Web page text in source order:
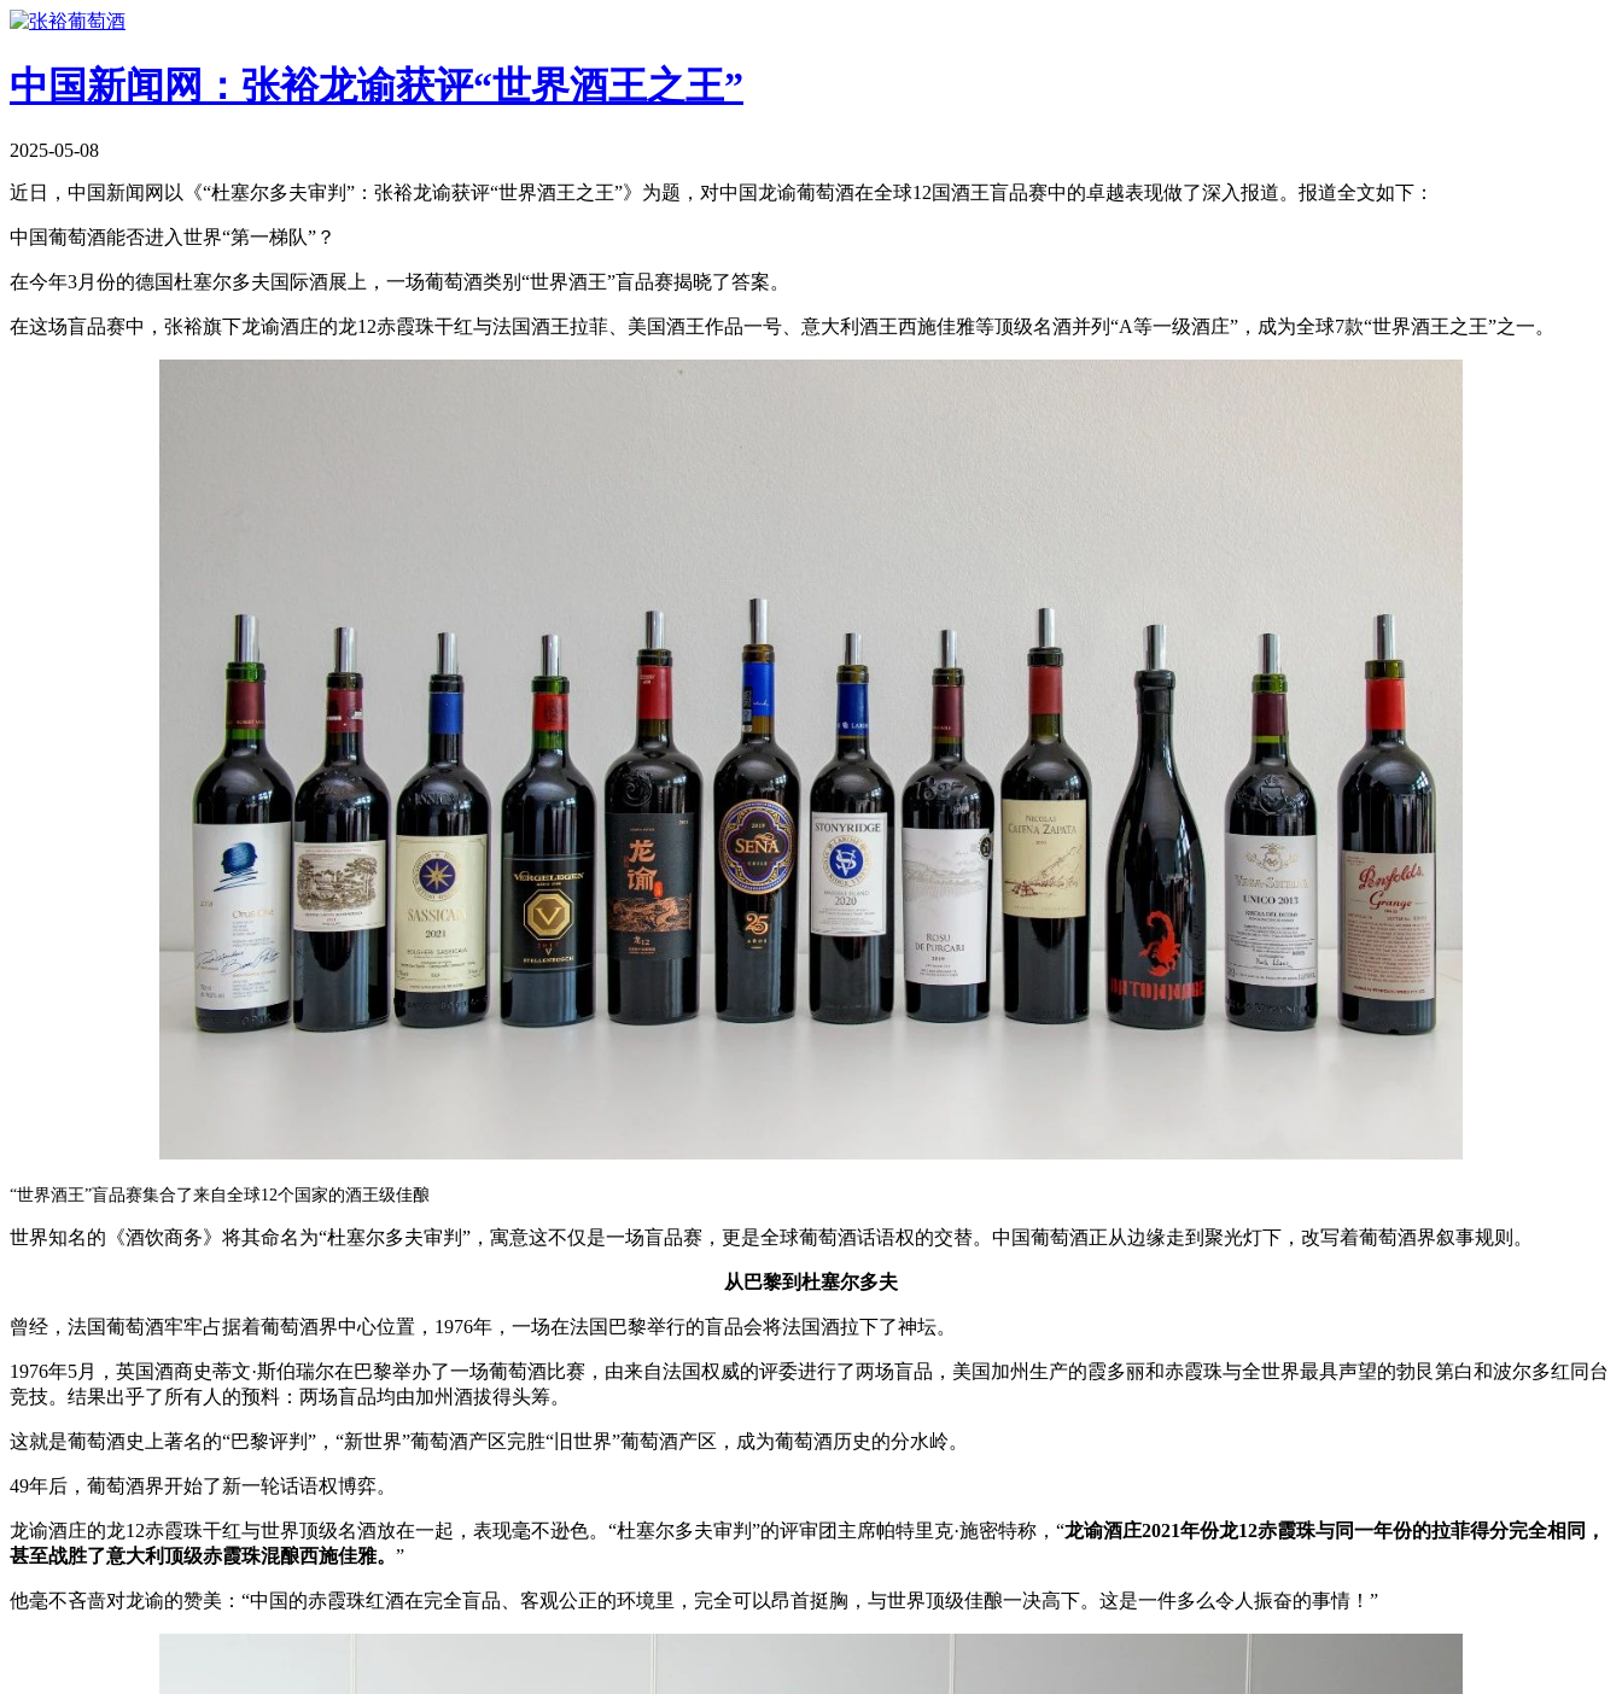
中国新闻网：张裕龙谕获评“世界酒王之王”
2025-05-08
近日，中国新闻网以《“杜塞尔多夫审判”：张裕龙谕获评“世界酒王之王”》为题，对中国龙谕葡萄酒在全球12国酒王盲品赛中的卓越表现做了深入报道。报道全文如下：
中国葡萄酒能否进入世界“第一梯队”？
在今年3月份的德国杜塞尔多夫国际酒展上，一场葡萄酒类别“世界酒王”盲品赛揭晓了答案。
在这场盲品赛中，张裕旗下龙谕酒庄的龙12赤霞珠干红与法国酒王拉菲、美国酒王作品一号、意大利酒王西施佳雅等顶级名酒并列“A等一级酒庄”，成为全球7款“世界酒王之王”之一。
“世界酒王”盲品赛集合了来自全球12个国家的酒王级佳酿
世界知名的《酒饮商务》将其命名为“杜塞尔多夫审判”，寓意这不仅是一场盲品赛，更是全球葡萄酒话语权的交替。中国葡萄酒正从边缘走到聚光灯下，改写着葡萄酒界叙事规则。
从巴黎到杜塞尔多夫
曾经，法国葡萄酒牢牢占据着葡萄酒界中心位置，1976年，一场在法国巴黎举行的盲品会将法国酒拉下了神坛。
1976年5月，英国酒商史蒂文·斯伯瑞尔在巴黎举办了一场葡萄酒比赛，由来自法国权威的评委进行了两场盲品，美国加州生产的霞多丽和赤霞珠与全世界最具声望的勃艮第白和波尔多红同台
竞技。结果出乎了所有人的预料：两场盲品均由加州酒拔得头筹。
这就是葡萄酒史上著名的“巴黎评判”，“新世界”葡萄酒产区完胜“旧世界”葡萄酒产区，成为葡萄酒历史的分水岭。
49年后，葡萄酒界开始了新一轮话语权博弈。
龙谕酒庄的龙12赤霞珠干红与世界顶级名酒放在一起，表现毫不逊色。“杜塞尔多夫审判”的评审团主席帕特里克·施密特称，“龙谕酒庄2021年份龙12赤霞珠与同一年份的拉菲得分完全相同，
甚至战胜了意大利顶级赤霞珠混酿西施佳雅。 ”
他毫不吝啬对龙谕的赞美：“中国的赤霞珠红酒在完全盲品、客观公正的环境里，完全可以昂首挺胸，与世界顶级佳酿一决高下。这是一件多么令人振奋的事情！”